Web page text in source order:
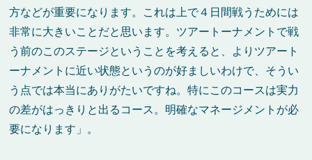
方などが重要になります。これは上で４日間戦うためには
非常に大きいことだと思います。ツアートーナメントで戦
う前のこのステージということを考えると、よりツアート
ーナメントに近い状態というのが好ましいわけで、そうい
う点では本当にありがたいですね。特にこのコースは実力
の差がはっきりと出るコース。明確なマネージメントが必
要になります」。